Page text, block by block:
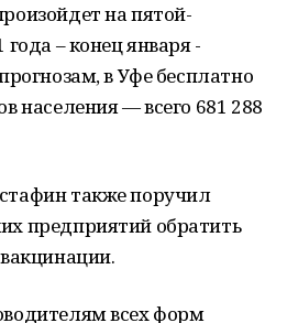
на пятой-
– конец января -
в Уфе бесплатно
населения — всего 681 288
также поручил
предприятий обратить
всех форм